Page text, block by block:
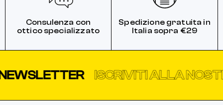
Consulenza con
ottico specializzato
Spedizione gratuita in
Italia sopra €29
ISCRIVITI ALLA NOSTRA